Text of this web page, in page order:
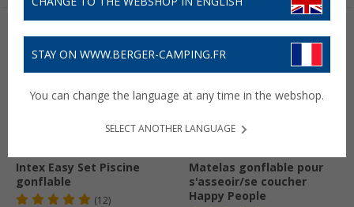
-35%
Intex Easy Set Piscine
gonflable
(12)
Matelas gonflable pour
s'asseoir/se coucher
Happy People
STAY ON WWW.BERGER-CAMPING.FR
You can change the language at any time in the webshop.
SELECT ANOTHER LANGUAGE